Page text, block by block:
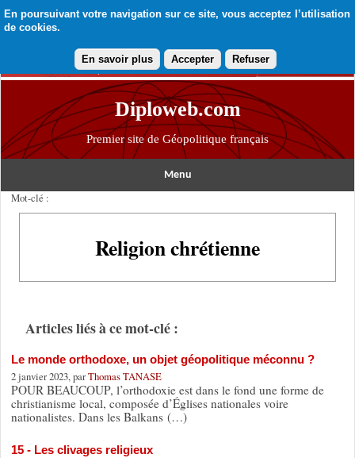
En poursuivant votre navigation sur ce site, vous acceptez l’utilisation
de cookies.
En savoir plus Accepter Refuser
Diploweb.com
Premier site de Géopolitique français
Menu
Mot-clé :
Religion chrétienne
Articles liés à ce mot-clé :
Le monde orthodoxe, un objet géopolitique méconnu ?
2 janvier 2023, parThomas TANASE
POUR BEAUCOUP, l’orthodoxie est dans le fond une forme de
christianisme local, composée d’Églises nationales voire
nationalistes. Dans les Balkans (…)
15 - Les clivages religieux